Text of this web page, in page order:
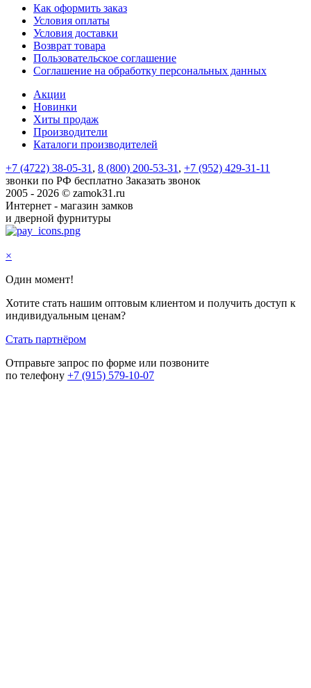
Как оформить заказ
Условия оплаты
Условия доставки
Возврат товара
Пользовательское соглашение
Соглашение на обработку персональных данных
Акции
Новинки
Хиты продаж
Производители
Каталоги производителей
+7 (4722) 38-05-31, 8 (800) 200-53-31, +7 (952) 429-31-11
звонки по РФ бесплатно Заказать звонок
2005 - 2026 © zamok31.ru
Интернет - магазин замков
и дверной фурнитуры
×
Один момент!
Хотите стать нашим оптовым клиентом и получить доступ к
индивидуальным ценам?
Стать партнёром
Отправьте запрос по форме или позвоните
по телефону +7 (915) 579-10-07